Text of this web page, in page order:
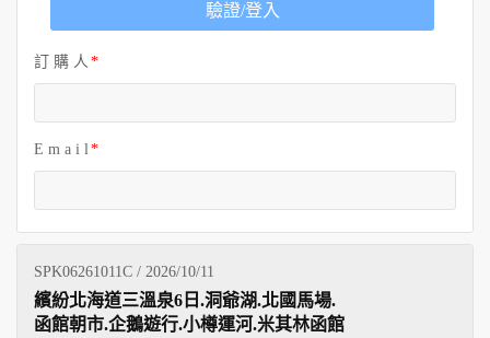
驗證/登入
訂 購 人
E m a i l
SPK06261011C / 2026/10/11
繽紛北海道三溫泉6日.洞爺湖.北國馬場.
函館朝市.企鵝遊行.小樽運河.米其林函館